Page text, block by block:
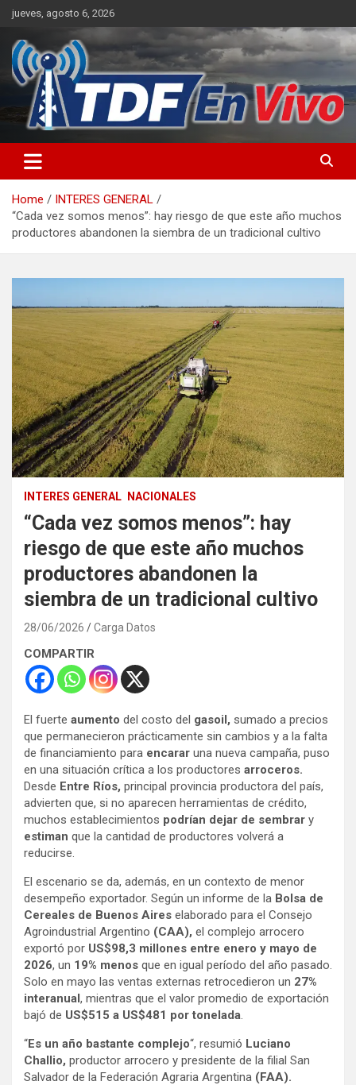
Skip
content
jueves, agosto 6, 2026
Home
INTERES GENERAL
“Cada vez somos menos”: hay riesgo de que este año muchos
productores abandonen la siembra de un tradicional cultivo
INTERES GENERAL NACIONALES
“Cada vez somos menos”: hay
riesgo de que este año muchos
productores abandonen la
siembra de un tradicional cultivo
28/06/2026 Carga Datos
COMPARTIR
El fuerte aumento del costo del gasoil, sumado a precios
que permanecieron prácticamente sin cambios y a la falta
de financiamiento para encarar una nueva campaña, puso
en una situación crítica a los productores arroceros.
Desde Entre Ríos, principal provincia productora del país,
advierten que, si no aparecen herramientas de crédito,
muchos establecimientos podrían dejar de sembrar y
estiman que la cantidad de productores volverá a
reducirse.
El escenario se da, además, en un contexto de menor
desempeño exportador. Según un informe de la Bolsa de
Cereales de Buenos Aires elaborado para el Consejo
Agroindustrial Argentino (CAA), el complejo arrocero
exportó por US$98,3 millones entre enero y mayo de
2026, un 19% menos que en igual período del año pasado.
Solo en mayo las ventas externas retrocedieron un 27%
interanual, mientras que el valor promedio de exportación
bajó de US$515 a US$481 por tonelada
“Es un año bastante complejo“, resumió Luciano
Challio, productor arrocero y presidente de la filial San
Salvador de la Federación Agraria Argentina (FAA).